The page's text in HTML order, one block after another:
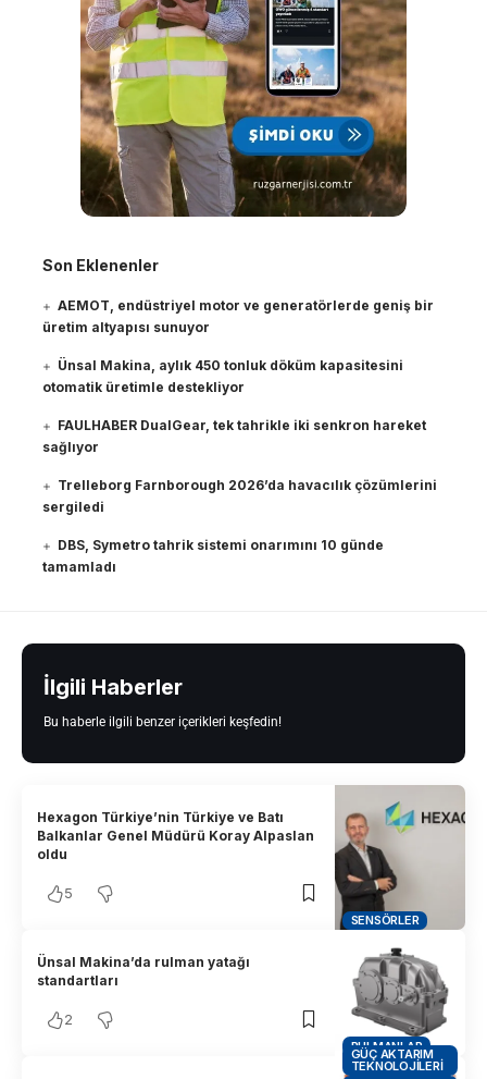
Son Eklenenler
AEMOT, endüstriyel motor ve generatörlerde geniş bir
üretim altyapısı sunuyor
Ünsal Makina, aylık 450 tonluk döküm kapasitesini
otomatik üretimle destekliyor
FAULHABER DualGear, tek tahrikle iki senkron hareket
sağlıyor
Trelleborg Farnborough 2026’da havacılık çözümlerini
sergiledi
DBS, Symetro tahrik sistemi onarımını 10 günde
tamamladı
İlgili Haberler
Bu haberle ilgili benzer içerikleri keşfedin!
SENSÖRLER
Hexagon Türkiye’nin Türkiye ve Batı
Balkanlar Genel Müdürü Koray Alpaslan
oldu
5
RULMANLAR
Ünsal Makina’da rulman yatağı
standartları
2
GÜÇ AKTARIM
TEKNOLOJILERI